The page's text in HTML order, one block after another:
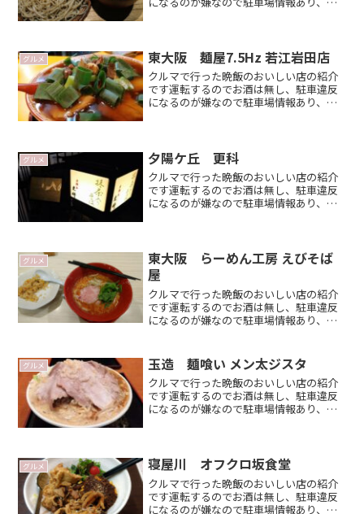
候補のひとつになれば嬉しRead
more．．
グルメ 東大阪 麺屋7.5Hz 若江岩田店
クルマで行った晩飯のおいしい店の紹介
です運転するのでお酒は無し、駐車違反
になるのが嫌なので駐車場情報あり、平
のひとつになれば嬉しいRead more．．
グルメ 夕陽ケ丘 更科
クルマで行った晩飯のおいしい店の紹介
です運転するのでお酒は無し、駐車違反
になるのが嫌なので駐車場情報あり、平
候補のひとつになれば嬉しRead
more．．
グルメ
東大阪 らーめん工房 えびそば
屋
クルマで行った晩飯のおいしい店の紹介
です運転するのでお酒は無し、駐車違反
になるのが嫌なので駐車場情報あり、平
などで大阪に遊びに来た時のお店選びの
候補のひとつになれば嬉しRead
more．．
グルメ 玉造 麺喰い メン太ジスタ
クルマで行った晩飯のおいしい店の紹介
です運転するのでお酒は無し、駐車違反
になるのが嫌なので駐車場情報あり、平
のひとつになれば嬉しいRead more．．
グルメ 寝屋川 オフクロ坂食堂
クルマで行った晩飯のおいしい店の紹介
です運転するのでお酒は無し、駐車違反
になるのが嫌なので駐車場情報あり、平